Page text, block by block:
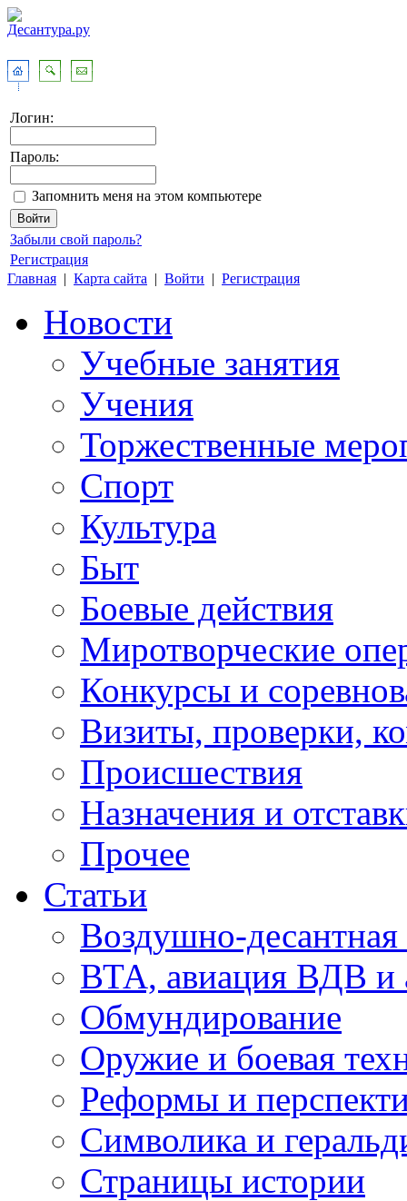
Логин:
Пароль:
Запомнить меня на этом компьютере
Забыли свой пароль?
Регистрация
Главная | Карта сайта | Войти | Регистрация
Новости
Учебные занятия
Учения
Торжественные
Спорт
Культура
Быт
Боевые действия
Миротворческие
Конкурсы и
Визиты, проверки,
Происшествия
Назначения и
Прочее
Статьи
Воздушно-десантная
ВТА, авиация ВДВ и
Обмундирование
Оружие и боевая
Реформы и
Символика и
Страницы истории